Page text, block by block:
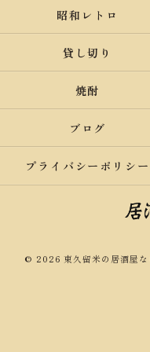
昭和レトロ
貸し切り
焼酎
ブログ
プライバシーポリシー
© 2026 東久留米の居酒屋